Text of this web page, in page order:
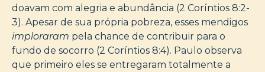
doavam com alegria e abundância (2 Coríntios 8:2-
3). Apesar de sua própria pobreza, esses mendigos
imploraram pela chance de contribuir para o
fundo de socorro (2 Coríntios 8:4). Paulo observa
que primeiro eles se entregaram totalmente a